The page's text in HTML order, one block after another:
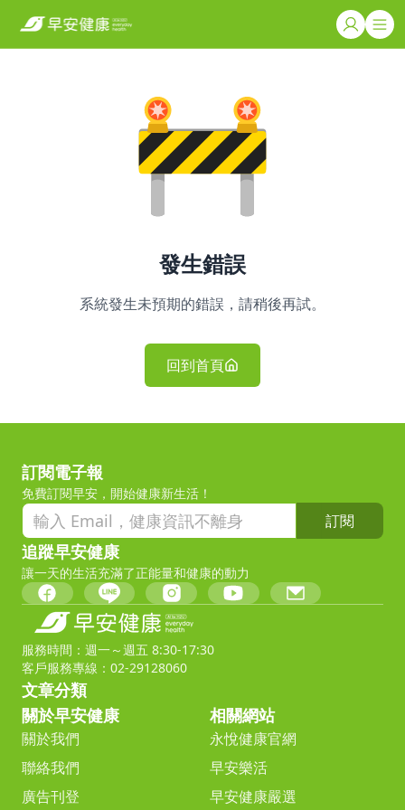
發生錯誤
系統發生未預期的錯誤，請稍後再試。
回到首頁
訂閱電子報
免費訂閱早安，開始健康新生活！
訂閱
追蹤早安健康
讓一天的生活充滿了正能量和健康的動力
服務時間：週一～週五 8:30-17:30
客戶服務專線：02-29128060
文章分類
關於早安健康
關於我們
聯絡我們
廣告刊登
相關網站
永悅健康官網
早安樂活
早安健康嚴選